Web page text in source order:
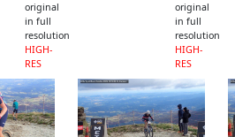
original
in full
resolution
HIGH-
RES
original
in full
resolution
HIGH-
RES